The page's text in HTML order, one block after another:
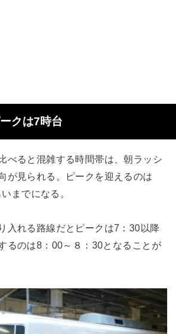
クは7時台
べると混雑する時間帯は、朝ラッシ
が見られる。ピークを迎えるのは
までになる。
入れる路線だとピークは7：30以降
るのは8：00～８：30となることが